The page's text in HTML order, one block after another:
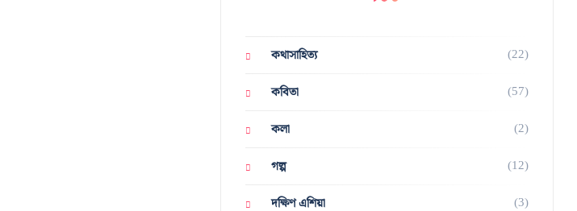
কথাসাহিত্য (22)
কবিতা (57)
কলা (2)
গল্প (12)
দক্ষিণ এশিয়া (3)